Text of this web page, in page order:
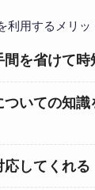
利用するメリッ
間を省けて時
ついての知識
してくれる